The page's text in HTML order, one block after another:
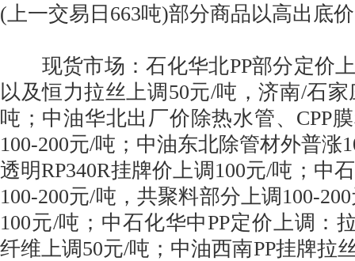
(上一交易日663吨)部分商品以高出底
现货市场：石化华北PP部分定价
以及恒力拉丝上调50元/吨，济南/石
吨；中油华北出厂价除热水管、CPP
100-200元/吨；中油东北除管材外普涨
透明RP340R挂牌价上调100元/吨；中
100-200元/吨，共聚料部分上调100-
100元/吨；中石化华中PP定价上调：
纤维上调50元/吨；中油西南PP挂牌拉